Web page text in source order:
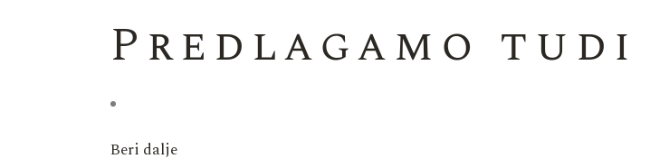
Predlagamo tudi
Beri dalje